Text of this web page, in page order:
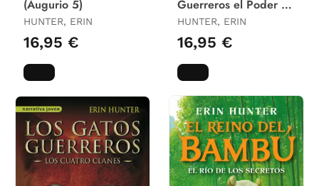
(Augurio 5)
HUNTER, ERIN
16,95 €
Guerreros el Poder de
los Tres 6)
HUNTER, ERIN
16,95 €